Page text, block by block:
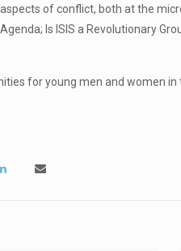
of conflict, both at the
Is ISIS a Revolutionary
for young men and women